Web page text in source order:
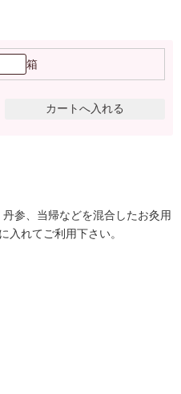
箱
参、当帰などを混合したお灸用
入れてご利用下さい。